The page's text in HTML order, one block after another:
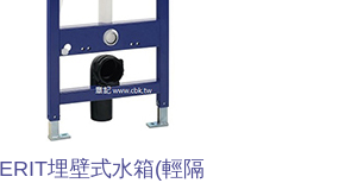
埋壁式水箱(輕隔